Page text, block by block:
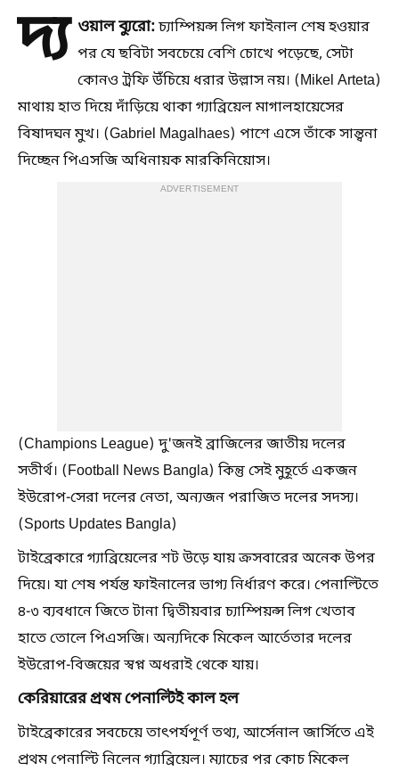
দ্য ওয়াল ব্যুরো:চ্যাম্পিয়ন্স লিগ ফাইনাল শেষ হওয়ার
পর যে ছবিটা সবচেয়ে বেশি চোখে পড়েছে, সেটা
কোনও ট্রফি উঁচিয়ে ধরার উল্লাস নয়। (Mikel Arteta)
মাথায় হাত দিয়ে দাঁড়িয়ে থাকা গ্যাব্রিয়েল মাগালহায়েসের
বিষাদঘন মুখ। (Gabriel Magalhaes) পাশে এসে তাঁকে সান্ত্বনা
দিচ্ছেন পিএসজি অধিনায়ক মারকিনিয়োস।
ADVERTISEMENT
(Champions League) দু'জনই ব্রাজিলের জাতীয় দলের
সতীর্থ। (Football News Bangla) কিন্তু সেই মুহূর্তে একজন
ইউরোপ-সেরা দলের নেতা, অন্যজন পরাজিত দলের সদস্য।
(Sports Updates Bangla)
টাইব্রেকারে গ্যাব্রিয়েলের শট উড়ে যায় ক্রসবারের অনেক উপর
দিয়ে। যা শেষ পর্যন্ত ফাইনালের ভাগ্য নির্ধারণ করে। পেনাল্টিতে
৪-৩ ব্যবধানে জিতে টানা দ্বিতীয়বার চ্যাম্পিয়ন্স লিগ খেতাব
হাতে তোলে পিএসজি। অন্যদিকে মিকেল আর্তেতার দলের
ইউরোপ-বিজয়ের স্বপ্ন অধরাই থেকে যায়।
কেরিয়ারের প্রথম পেনাল্টিই কাল হল
টাইব্রেকারের সবচেয়ে তাৎপর্যপূর্ণ তথ্য, আর্সেনাল জার্সিতে এই
প্রথম পেনাল্টি নিলেন গ্যাব্রিয়েল। ম্যাচের পর কোচ মিকেল